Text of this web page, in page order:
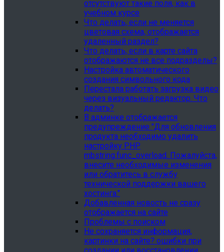
отсутствуют такие поля, как в
учебном курсе
Что делать, если не меняется
цветовая схема, отображается
удаленный раздел?
Что делать, если в карте сайта
отображаются не все подразделы?
Настройка автоматического
создания символьного кода
Перестала работать загрузка видео
через визуальный редактор. Что
делать?
В админке отображается
предупреждение "Для обновления
продукта необходимо удалить
настройку PHP
mbstring.func_overload. Пожалуйста,
внесите необходимые изменения
или обратитесь в службу
технической поддержки вашего
хостинга."
Добавленная новость не сразу
отображается на сайте
Проблемы с поиском
Не сохраняется информация,
картинки на сайте? ошибки при